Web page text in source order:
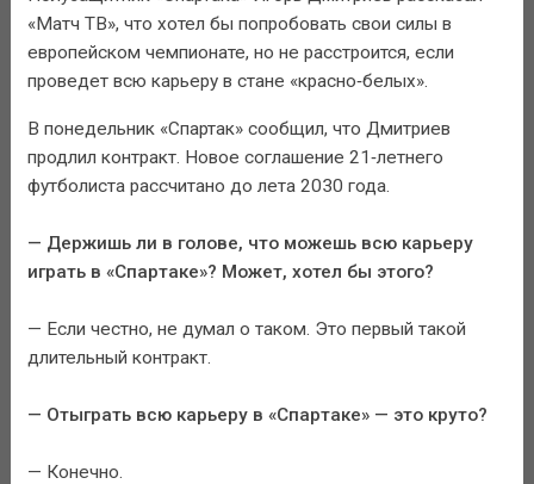
«Матч ТВ», что хотел бы попробовать свои силы в
европейском чемпионате, но не расстроится, если
проведет всю карьеру в стане «красно‑белых».
В понедельник «Спартак» сообщил, что Дмитриев
продлил контракт. Новое соглашение 21‑летнего
футболиста рассчитано до лета 2030 года.
— Держишь ли в голове, что можешь всю карьеру
играть в «Спартаке»? Может, хотел бы этого?
— Если честно, не думал о таком. Это первый такой
длительный контракт.
— Отыграть всю карьеру в «Спартаке» — это круто?
— Конечно.